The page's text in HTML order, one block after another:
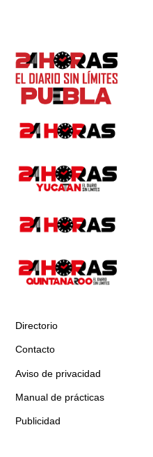
Directorio
Contacto
Aviso de privacidad
Manual de prácticas
Publicidad